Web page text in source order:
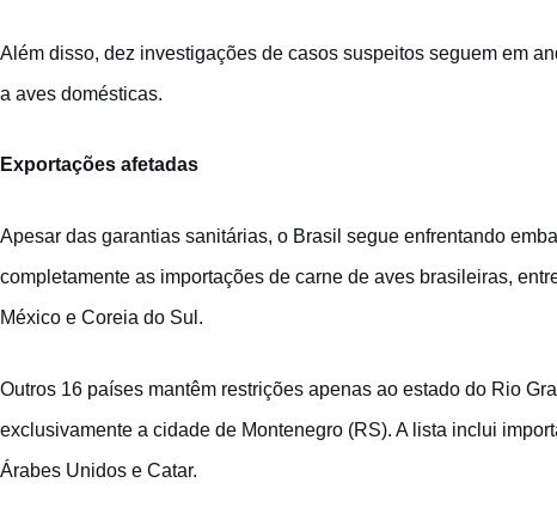
Além disso, dez investigações de casos suspeitos seguem em
a aves domésticas.
Exportações afetadas
Apesar das garantias sanitárias, o Brasil segue enfrentando
completamente as importações de carne de aves brasileiras,
México e Coreia do Sul.
Outros 16 países mantêm restrições apenas ao estado do Rio
exclusivamente a cidade de Montenegro (RS). A lista inclui
Árabes Unidos e Catar.